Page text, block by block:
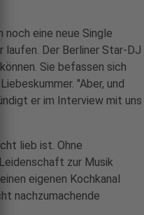
noch eine neue Single
Der Berliner Star-DJ
Sie befassen sich
"Aber, und
er im Interview mit uns
lieb ist. Ohne
zur Musik
eigenen Kochkanal
nachzumachende